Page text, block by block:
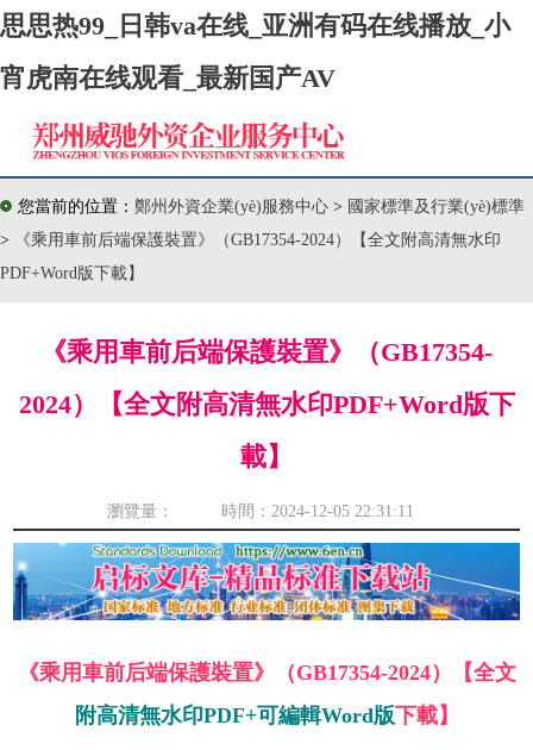
思思热99_日韩va在线_亚洲有码在线播放_小
宵虎南在线观看_最新国产AV
您當前的位置： 鄭州外資企業(yè)服務中心 > 國家標準及行業(yè)標準
>
《乘用車前后端保護裝置》（GB17354-2024）【全文附高清無水印
PDF+Word版下載】
《乘用車前后端保護裝置》（GB17354-
2024）【全文附高清無水印PDF+Word版下
載】
瀏覽量： 時間：2024-12-05 22:31:11
《乘用車前后端保護裝置》（GB17354-2024）【全文
附高清無水印PDF+可編輯Word版下載】